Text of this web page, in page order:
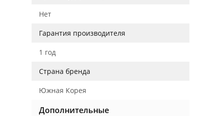
Нет
Гарантия производителя
1 год
Страна бренда
Южная Корея
Дополнительные